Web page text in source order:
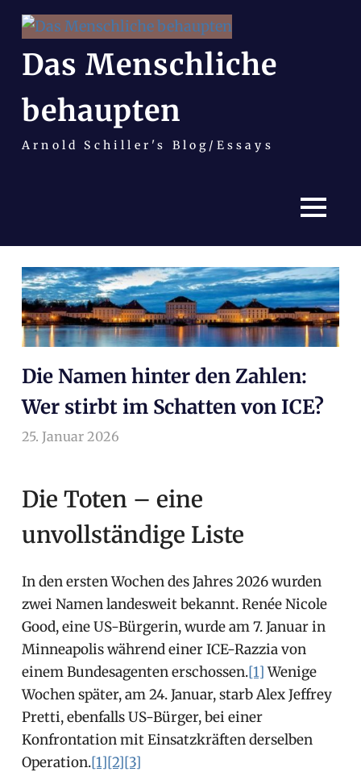
Inhalt
springen
Das Menschliche
behaupten
Arnold Schiller's Blog/Essays
MENÜ
Die Namen hinter den Zahlen:
Wer stirbt im Schatten von ICE?
25. Januar 2026
Die Toten – eine
unvollständige Liste
In den ersten Wochen des Jahres 2026 wurden
zwei Namen landesweit bekannt. Renée Nicole
Good, eine US-Bürgerin, wurde am 7. Januar in
Minneapolis während einer ICE-Razzia von
einem Bundesagenten erschossen.[1]Wenige
Wochen später, am 24. Januar, starb Alex Jeffrey
Pretti, ebenfalls US-Bürger, bei einer
Konfrontation mit Einsatzkräften derselben
Operation.[1][2][3]